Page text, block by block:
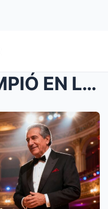
EL JUEZ ROMPIÓ EN LLANTO AL VER SUS PROPIOS OJOS E...